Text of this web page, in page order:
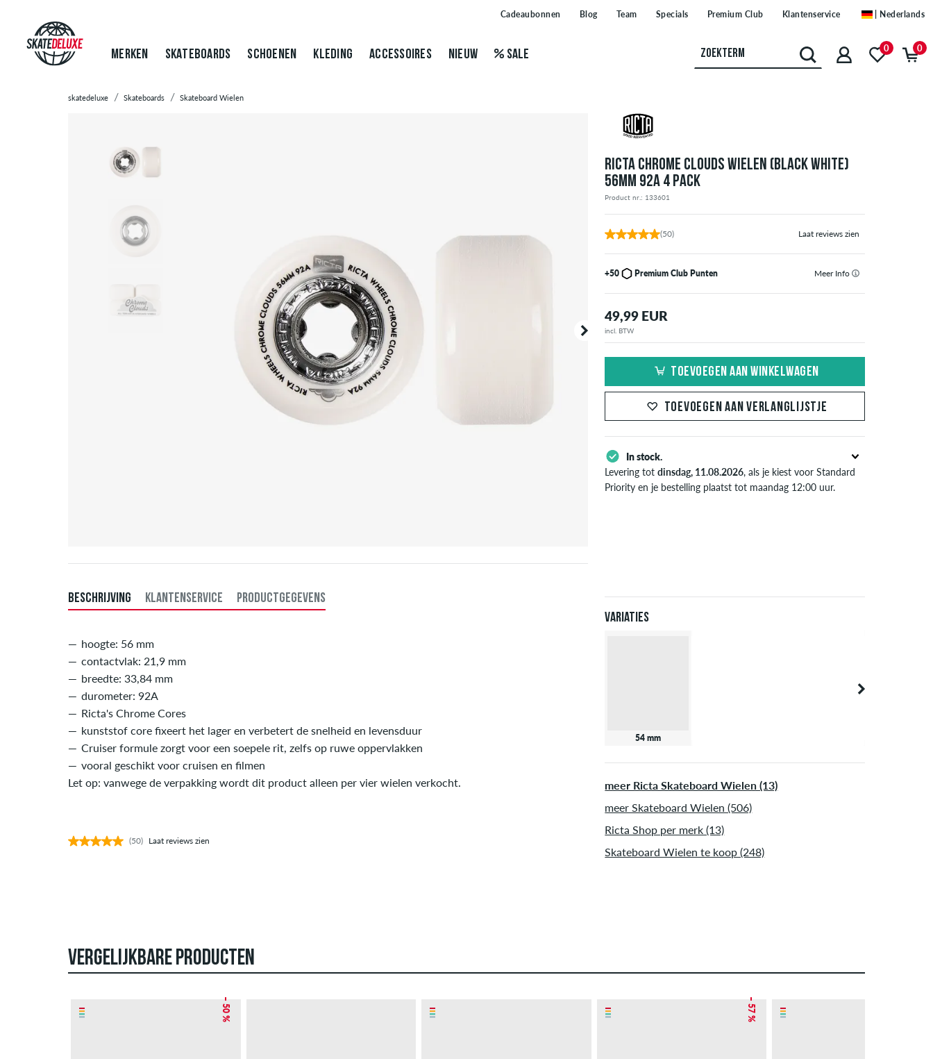
Cadeaubonnen Blog Team Specials Premium Club Klantenservice | Nederlands
MERKEN SKATEBOARDS SCHOENEN KLEDING ACCESSOIRES NIEUW SALE 0 0
skatedeluxe Skateboards Skateboard Wielen
RICTA CHROME CLOUDS WIELEN (BLACK WHITE)
56MM 92A 4 PACK
Product nr.: 133601
(50) Laat reviews zien
+50 Premium Club Punten Meer Info
49,99 EUR
incl. BTW
TOEVOEGEN AAN WINKELWAGEN
TOEVOEGEN AAN VERLANGLIJSTJE
In stock.
Levering totdinsdag, 11.08.2026, als je kiest voor Standard
Priority en je bestelling plaatst tot maandag 12:00 uur.
Variaties
54 mm
BESCHRIJVING KLANTENSERVICE PRODUCTGEGEVENS
hoogte: 56 mm
contactvlak: 21,9 mm
breedte: 33,84 mm
durometer: 92A
Ricta's Chrome Cores
kunststof core fixeert het lager en verbetert de snelheid en levensduur
Cruiser formule zorgt voor een soepele rit, zelfs op ruwe oppervlakken
vooral geschikt voor cruisen en filmen
Let op: vanwege de verpakking wordt dit product alleen per vier wielen verkocht.
(50) Laat reviews zien
meer Ricta Skateboard Wielen (13)
meer Skateboard Wielen (506)
Ricta Shop per merk (13)
Skateboard Wielen te koop (248)
VERGELIJKBARE PRODUCTEN
– 50 % – 57 %